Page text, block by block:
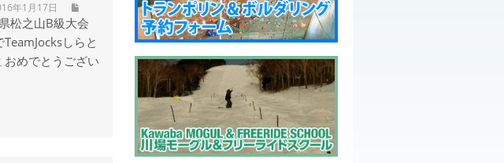
年1月17日
松之山B級大会
しらと
おめでとうござい